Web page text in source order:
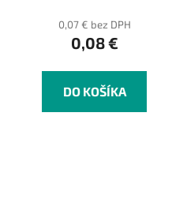
0,07 € bez DPH
0,08 €
DO KOŠÍKA